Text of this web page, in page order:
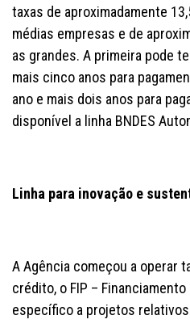
taxas de aproximadamente
médias empresas e de
as grandes. A primeira pode
mais cinco anos para
ano e mais dois anos para
disponível a linha BNDES
Linha para inovação e
A Agência começou a operar
crédito, o FIP –
específico a projetos